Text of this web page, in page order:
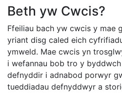
Beth yw Cwcis?
Ffeiliau bach yw cwcis y mae
yriant disg caled eich
ymweld. Mae cwcis yn
i wefannau bob tro y
defnyddir i adnabod porwyr
tueddiadau defnyddwyr a